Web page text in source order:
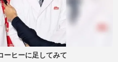
ーヒーに足してみて